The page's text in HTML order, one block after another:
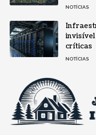
NOTÍCIAS
invisível
críticas
NOTÍCIAS